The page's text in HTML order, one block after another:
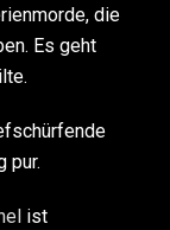
die
Es geht
pur.
ist